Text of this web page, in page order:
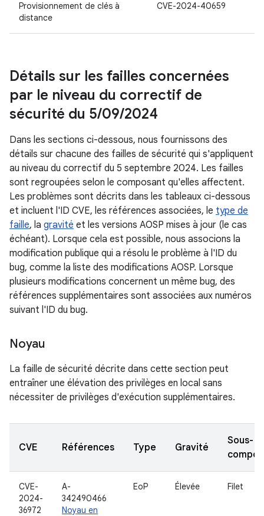
Provisionnement de clés à
distance
CVE-2024-40659
Détails sur les failles concernées
par le niveau du correctif de
sécurité du 5/09/2024
Dans les sections ci-dessous, nous fournissons des
détails sur chacune des failles de sécurité qui s'appliquent
au niveau du correctif du 5 septembre 2024. Les failles
sont regroupées selon le composant qu'elles affectent.
Les problèmes sont décrits dans les tableaux ci-dessous
et incluent l'ID CVE, les références associées, le type de
faille, la gravité et les versions AOSP mises à jour (le cas
échéant). Lorsque cela est possible, nous associons la
modification publique qui a résolu le problème à l'ID du
bug, comme la liste des modifications AOSP. Lorsque
plusieurs modifications concernent un même bug, des
références supplémentaires sont associées aux numéros
suivant l'ID du bug.
Noyau
La faille de sécurité décrite dans cette section peut
entraîner une élévation des privilèges en local sans
nécessiter de privilèges d'exécution supplémentaires.
CVE Références Type Gravité
Sous-
CVE-
2024-
36972
A-
342490466
Noyau en
EoP Élevée Filet